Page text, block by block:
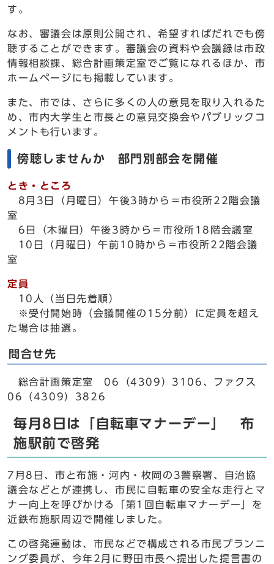
す。
なお、審議会は原則公開され、希望すればだれでも傍
聴することができます。審議会の資料や会議録は市政
情報相談課、総合計画策定室でご覧になれるほか、市
ホームページにも掲載しています。
また、市では、さらに多くの人の意見を取り入れるた
め、市内大学生と市長との意見交換会やパブリックコ
メントも行います。
傍聴しませんか 部門別部会を開催
とき・ところ
8月3日（月曜日）午後3時から＝市役所22階会議
室
6日（木曜日）午後3時から＝市役所18階会議室
10日（月曜日）午前10時から＝市役所22階会議
室
定員
10人（当日先着順）
※受付開始時（会議開催の15分前）に定員を超え
た場合は抽選。
問合せ先
総合計画策定室 06（4309）3106、ファクス
06（4309）3826
毎月8日は「自転車マナーデー」 布
施駅前で啓発
7月8日、市と布施・河内・枚岡の3警察署、自治協
議会などとが連携し、市民に自転車の安全な走行とマ
ナー向上を呼びかける「第1回自転車マナーデー」を
近鉄布施駅周辺で開催しました。
この啓発運動は、市民などで構成される市民プランニ
ング委員が、今年2月に野田市長へ提出した提言書の